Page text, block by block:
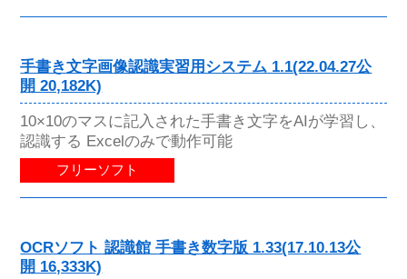
手書き文字画像認識実習用システム 1.1(22.04.27公
開 20,182K)
10×10のマスに記入された手書き文字をAIが学習し、
認識する Excelのみで動作可能
フリーソフト
OCRソフト 認識館 手書き数字版 1.33(17.10.13公
開 16,333K)